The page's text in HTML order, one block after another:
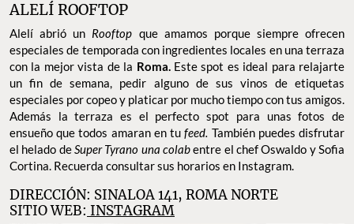
ALELÍ ROOFTOP
Alelí abrió un Rooftop que amamos porque siempre ofrecen
especiales de temporada con ingredientes locales en una terraza
con la mejor vista de la Roma.Este spot es ideal para relajarte
un fin de semana, pedir alguno de sus vinos de etiquetas
especiales por copeo y platicar por mucho tiempo con tus amigos.
Además la terraza es el perfecto spot para unas fotos de
ensueño que todos amaran en tufeed. También puedes disfrutar
el helado deSuper Tyrano una colabentre el chef Oswaldo y Sofia
Cortina. Recuerda consultar sus horarios en Instagram.
DIRECCIÓN: SINALOA 141, ROMA NORTE
SITIO WEB: INSTAGRAM